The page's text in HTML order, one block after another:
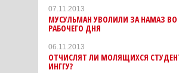
07.11.2013
МУСУЛЬМАН УВОЛИЛИ ЗА НАМАЗ ВО
РАБОЧЕГО ДНЯ
06.11.2013
ОТЧИСЛЯТ ЛИ МОЛЯЩИХСЯ
ИНГГУ?